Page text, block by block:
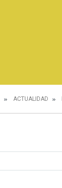
ACTUALIDAD